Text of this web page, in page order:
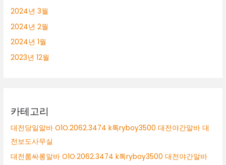
2024년 3월
2024년 2월
2024년 1월
2023년 12월
카테고리
대전당일알바 O1O.2062.3474 k톡ryboy3500 대전야간알바 대
전보도사무실
대전룸싸롱알바 O1O.2062.3474 k톡ryboy3500 대전야간알바